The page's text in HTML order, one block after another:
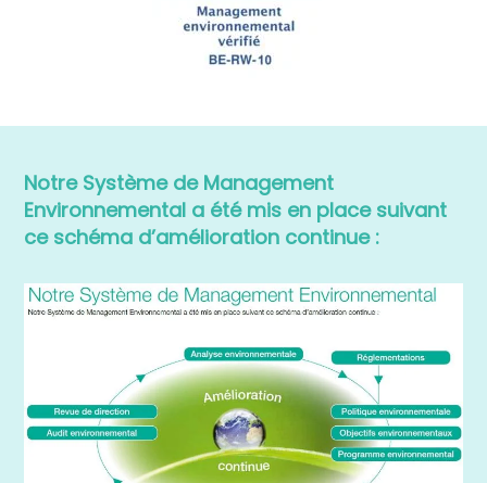
Notre Système de Management
Environnemental a été mis en place suivant
ce schéma d’amélioration continue :